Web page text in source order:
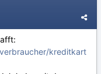
kreditkart